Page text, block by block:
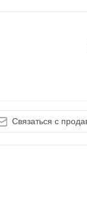
Связаться с